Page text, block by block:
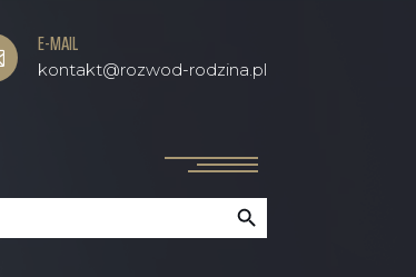
E-MAIL
kontakt@rozwod-rodzina.pl
Search Button